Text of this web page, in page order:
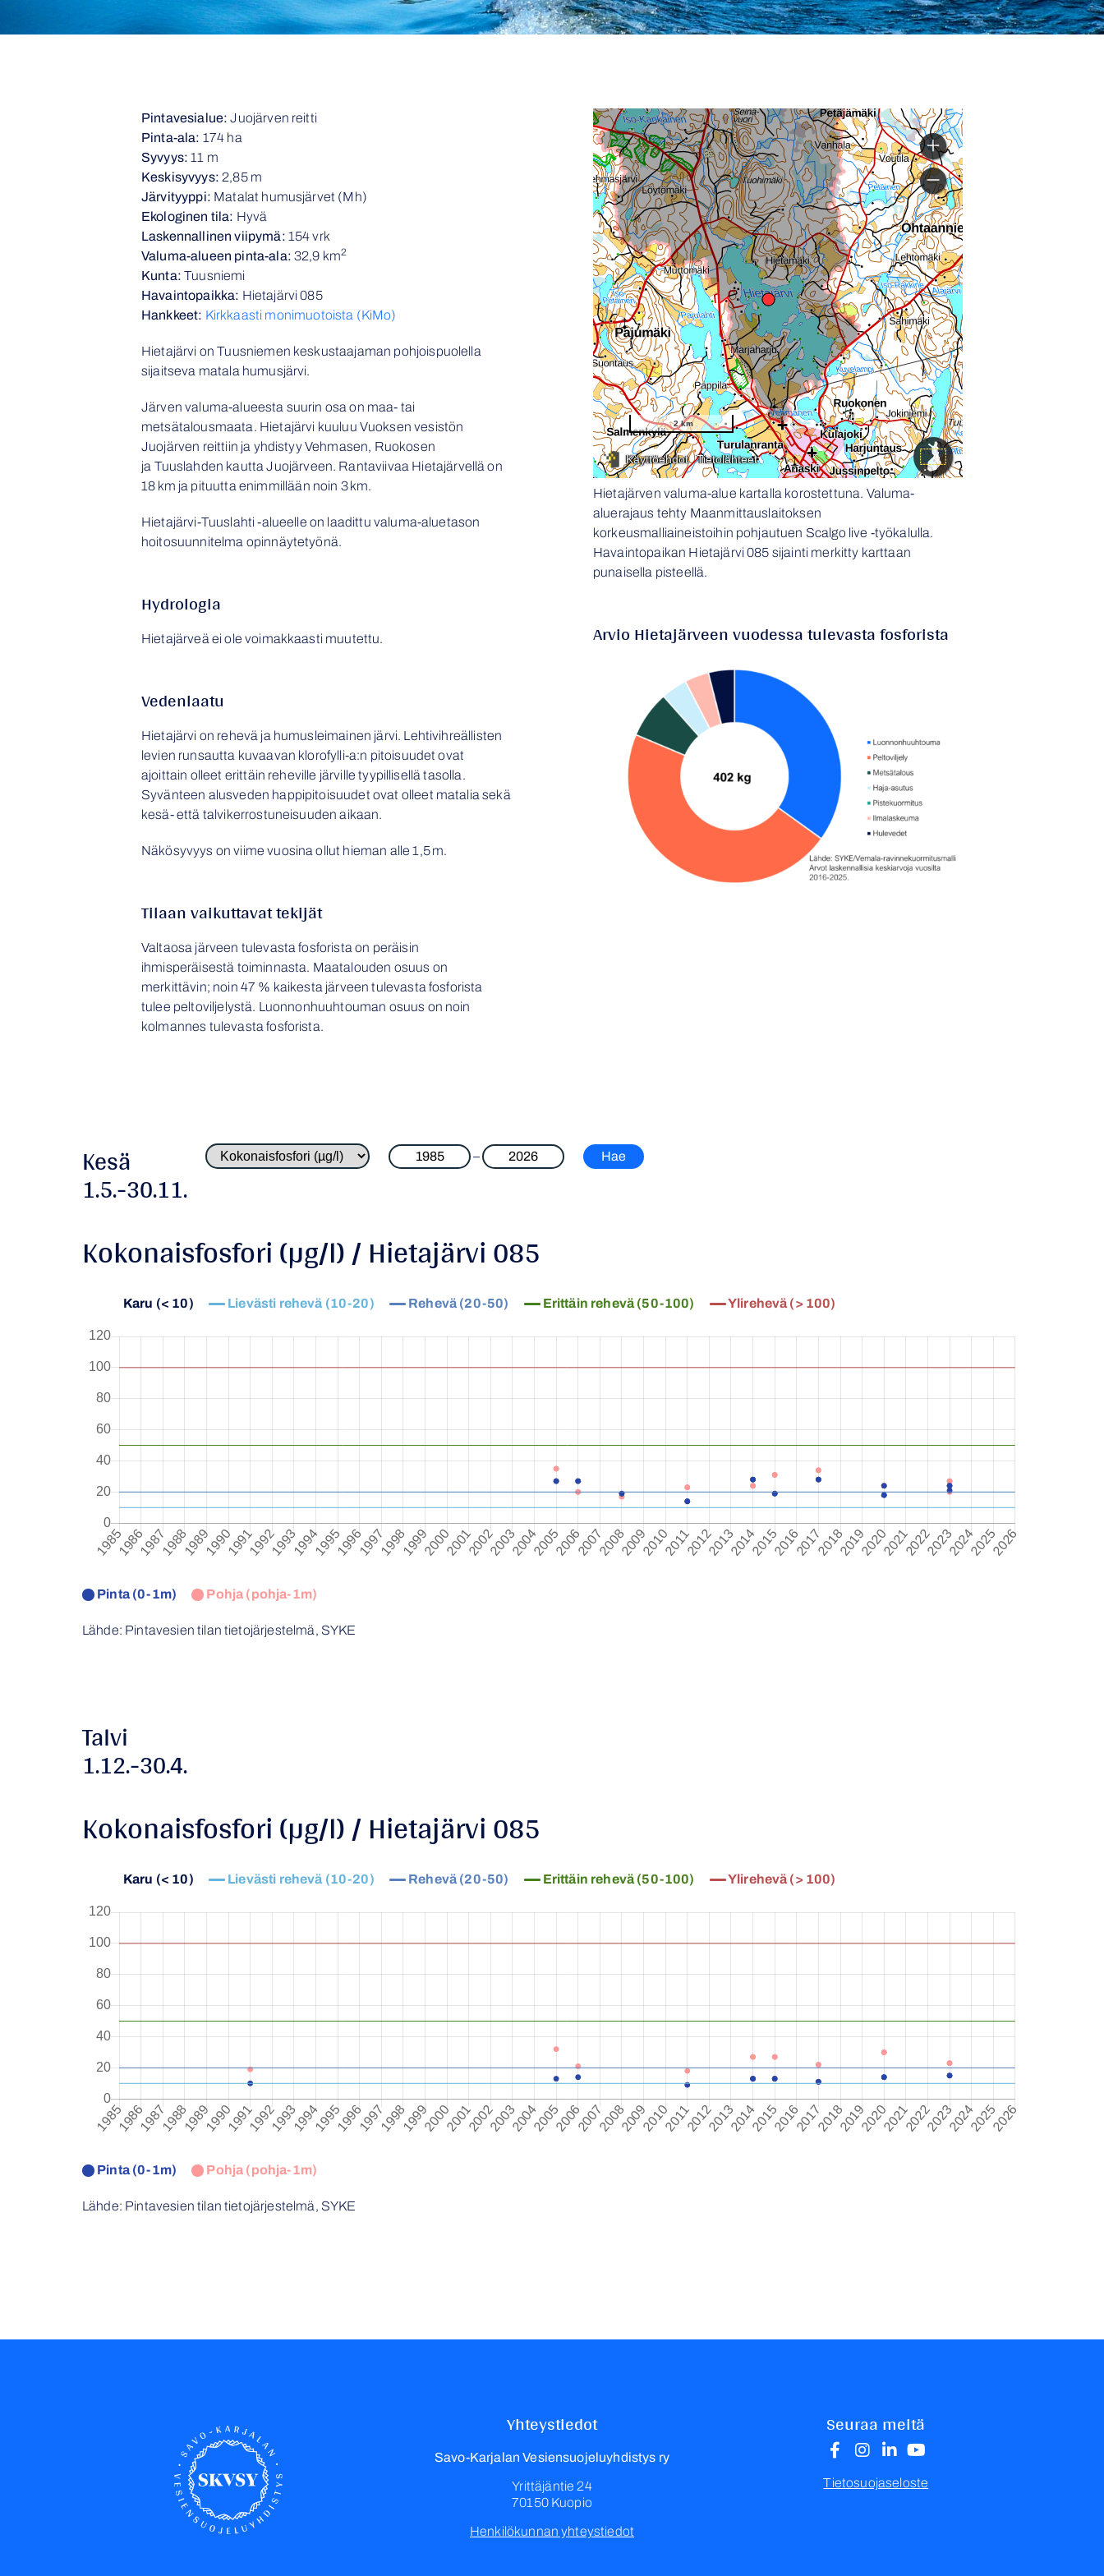
Pintavesialue: Juojärven reitti
Pinta-ala: 174 ha
Syvyys: 11 m
Keskisyvyys: 2,85 m
Järvityyppi: Matalat humusjärvet (Mh)
Ekologinen tila: Hyvä
Laskennallinen viipymä: 154 vrk
Valuma-alueen pinta-ala: 32,9 km2
Kunta: Tuusniemi
Havaintopaikka: Hietajärvi 085
Hankkeet: Kirkkaasti monimuotoista (KiMo)
Hietajärvi on Tuusniemen keskustaajaman pohjoispuolella
sijaitseva matala humusjärvi.
Järven valuma-alueesta suurin osa on maa- tai
metsätalousmaata. Hietajärvi kuuluu Vuoksen vesistön
Juojärven reittiin ja yhdistyy Vehmasen, Ruokosen
ja Tuuslahden kautta Juojärveen. Rantaviivaa Hietajärvellä on
18 km ja pituutta enimmillään noin 3km.
Hietajärvi-Tuuslahti -alueelle on laadittu valuma-aluetason
hoitosuunnitelma opinnäytetyönä.
Hydrologia
Hietajärveä ei ole voimakkaasti muutettu.
Vedenlaatu
Hietajärvi on rehevä ja humusleimainen järvi. Lehtivihreällisten
levien runsautta kuvaavan klorofylli-a:n pitoisuudet ovat
ajoittain olleet erittäin reheville järville tyypillisellä tasolla.
Syvänteen alusveden happipitoisuudet ovat olleet matalia sekä
kesä- että talvikerrostuneisuuden aikaan.
Näkösyvyys on viime vuosina ollut hieman alle 1,5m.
Tilaan vaikuttavat tekijät
Valtaosa järveen tulevasta fosforista on peräisin
ihmisperäisestä toiminnasta. Maatalouden osuus on
merkittävin; noin 47 % kaikesta järveen tulevasta fosforista
tulee peltoviljelystä. Luonnonhuuhtouman osuus on noin
kolmannes tulevasta fosforista.
Hietajärven valuma-alue kartalla korostettuna. Valuma-
aluerajaus tehty Maanmittauslaitoksen
korkeusmalliaineistoihin pohjautuen Scalgo live -työkalulla.
Havaintopaikan Hietajärvi 085 sijainti merkitty karttaan
punaisella pisteellä.
Arvio Hietajärveen vuodessa tulevasta fosforista
Kesä
1.5.-30.11.
–
Kokonaisfosfori (µg/l) / Hietajärvi 085
Karu (< 10) Lievästi rehevä (10-20) Rehevä (20-50) Erittäin rehevä (50-100) Ylirehevä (> 100)
Pinta (0-1m) Pohja (pohja-1m)
Lähde: Pintavesien tilan tietojärjestelmä, SYKE
Talvi
1.12.-30.4.
Kokonaisfosfori (µg/l) / Hietajärvi 085
Karu (< 10) Lievästi rehevä (10-20) Rehevä (20-50) Erittäin rehevä (50-100) Ylirehevä (> 100)
Pinta (0-1m) Pohja (pohja-1m)
Lähde: Pintavesien tilan tietojärjestelmä, SYKE
Yhteystiedot
Savo-Karjalan Vesiensuojeluyhdistys ry
Yrittäjäntie 24
70150 Kuopio
Henkilökunnan yhteystiedot
Seuraa meitä
Tietosuojaseloste